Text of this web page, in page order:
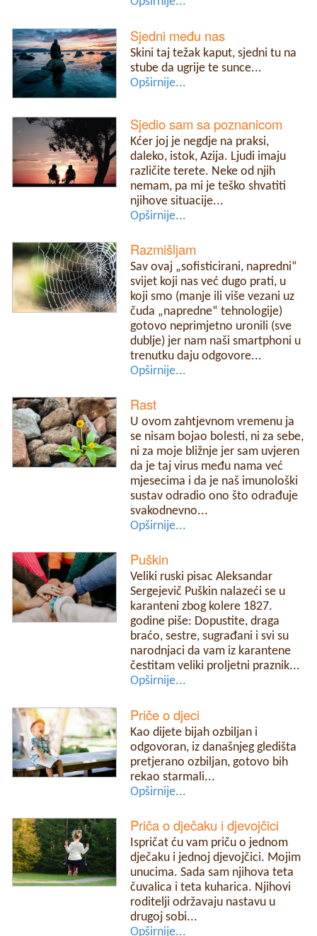
Sjedni među nas
Skini taj težak kaput, sjedni tu na
stube da ugrije te sunce...
Opširnije...
Sjedio sam sa poznanicom
Kćer joj je negdje na praksi,
daleko, istok, Azija. Ljudi imaju
različite terete. Neke od njih
nemam, pa mi je teško shvatiti
njihove situacije...
Opširnije...
Razmišljam
Sav ovaj „sofisticirani, napredni“
svijet koji nas već dugo prati, u
koji smo (manje ili više vezani uz
čuda „napredne“ tehnologije)
gotovo neprimjetno uronili (sve
dublje) jer nam naši smartphoni u
trenutku daju odgovore...
Opširnije...
Rast
U ovom zahtjevnom vremenu ja
se nisam bojao bolesti, ni za sebe,
ni za moje bližnje jer sam uvjeren
da je taj virus među nama već
mjesecima i da je naš imunološki
sustav odradio ono što odrađuje
svakodnevno...
Opširnije...
Puškin
Veliki ruski pisac Aleksandar
Sergejevič Puškin nalazeći se u
karanteni zbog kolere 1827.
godine piše: Dopustite, draga
braćo, sestre, sugrađani i svi su
narodnjaci da vam iz karantene
čestitam veliki proljetni praznik...
Opširnije...
Priče o djeci
Kao dijete bijah ozbiljan i
odgovoran, iz današnjeg gledišta
pretjerano ozbiljan, gotovo bih
rekao starmali...
Opširnije...
Priča o dječaku i djevojčici
Ispričat ću vam priču o jednom
dječaku i jednoj djevojčici. Mojim
unucima. Sada sam njihova teta
čuvalica i teta kuharica. Njihovi
roditelji održavaju nastavu u
drugoj sobi...
Opširnije...